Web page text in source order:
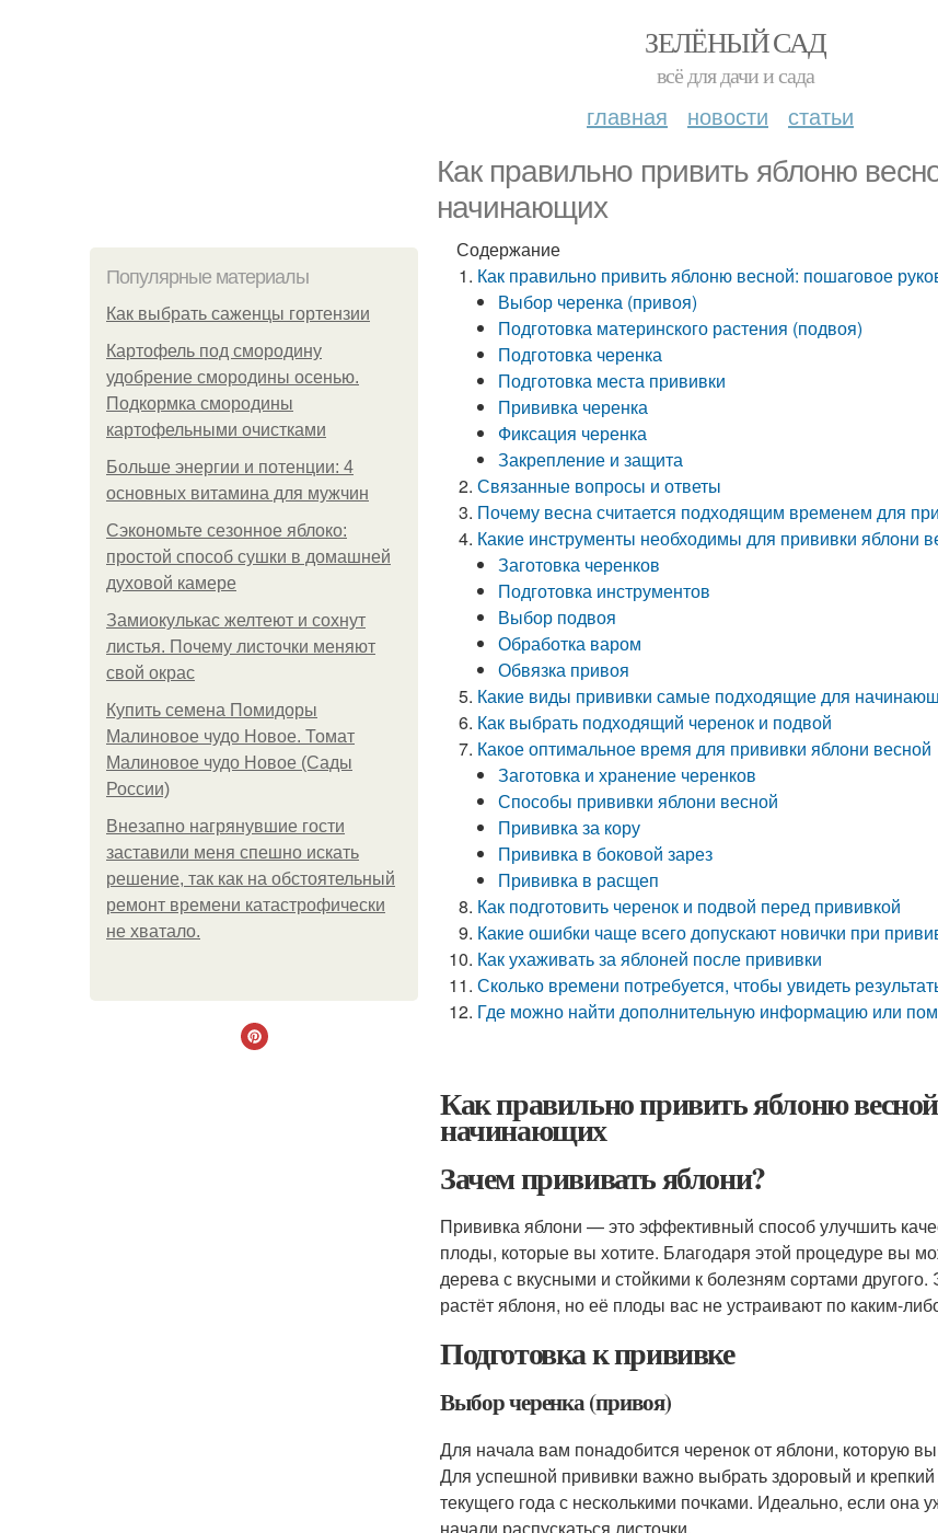
ЗЕЛЁНЫЙ САД
всё для дачи и сада
главная новости статьи
Как правильно привить яблоню
начинающих
Популярные материалы
Как выбрать саженцы гортензии
Картофель под смородину
удобрение смородины осенью.
Подкормка смородины
картофельными очистками
Больше энергии и потенции: 4
основных витамина для мужчин
Сэкономьте сезонное яблоко:
простой способ сушки в домашней
духовой камере
Замиокулькас желтеют и сохнут
листья. Почему листочки меняют
свой окрас
Купить семена Помидоры
Малиновое чудо Новое. Томат
Малиновое чудо Новое (Сады
России)
Внезапно нагрянувшие гости
заставили меня спешно искать
решение, так как на обстоятельный
ремонт времени катастрофически
не хватало.
Содержание
Как правильно привить яблоню весной: пошаговое
Выбор черенка (привоя)
Подготовка материнского растения (подвоя)
Подготовка черенка
Подготовка места прививки
Прививка черенка
Фиксация черенка
Закрепление и защита
Связанные вопросы и ответы
Почему весна считается подходящим временем для
Какие инструменты необходимы для прививки яблони
Заготовка черенков
Подготовка инструментов
Выбор подвоя
Обработка варом
Обвязка привоя
Какие виды прививки самые подходящие для
Как выбрать подходящий черенок и подвой
Какое оптимальное время для прививки яблони весной
Заготовка и хранение черенков
Способы прививки яблони весной
Прививка за кору
Прививка в боковой зарез
Прививка в расщеп
Как подготовить черенок и подвой перед прививкой
Какие ошибки чаще всего допускают новички при
Как ухаживать за яблоней после прививки
Сколько времени потребуется, чтобы увидеть
Где можно найти дополнительную информацию или
Как правильно привить яблоню
начинающих
Зачем прививать яблони?
Прививка яблони — это эффективный способ улучшить
плоды, которые вы хотите. Благодаря этой процедуре вы
дерева с вкусными и стойкими к болезням сортами
растёт яблоня, но её плоды вас не устраивают по каким-
Подготовка к прививке
Выбор черенка (привоя)
Для начала вам понадобится черенок от яблони, которую
Для успешной прививки важно выбрать здоровый и
текущего года с несколькими почками. Идеально, если